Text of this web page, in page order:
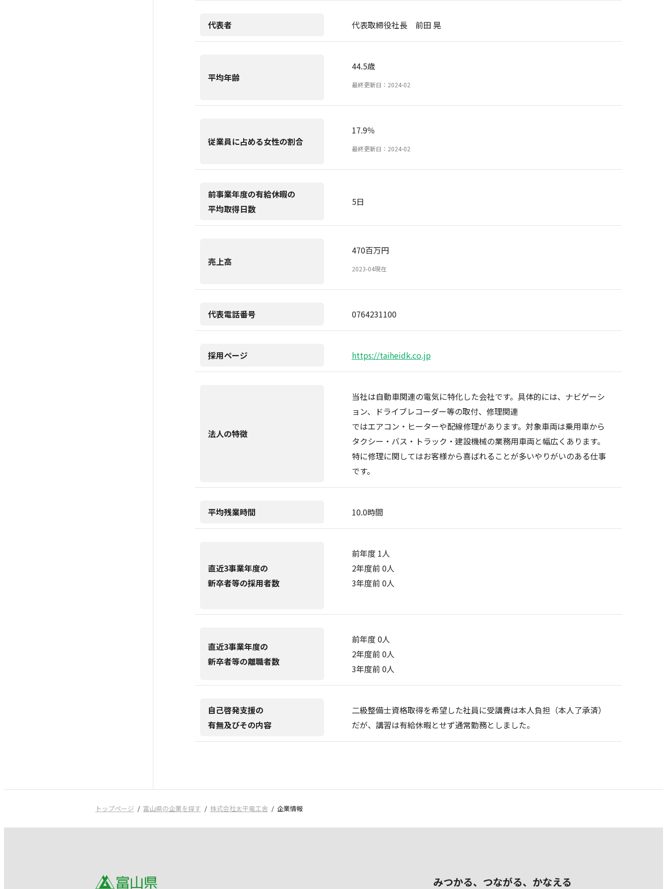
代表者 代表取締役社長 前田 晃
平均年齢
44.5歳
最終更新日：2024-02
従業員に占める女性の割合
17.9％
最終更新日：2024-02
前事業年度の有給休暇の
平均取得日数
5日
売上高
470百万円
2023-04現在
代表電話番号 0764231100
採用ページ https://taiheidk.co.jp
法人の特徴
当社は自動車関連の電気に特化した会社です。具体的には、ナビゲーシ
ョン、ドライブレコーダー等の取付、修理関連
ではエアコン・ヒーターや配線修理があります。対象車両は乗用車から
タクシー・バス・トラック・建設機械の業務用車両と幅広くあります。
特に修理に関してはお客様から喜ばれることが多いやりがいのある仕事
です。
平均残業時間 10.0時間
直近3事業年度の
新卒者等の採用者数
前年度 1人
2年度前 0人
3年度前 0人
直近3事業年度の
新卒者等の離職者数
前年度 0人
2年度前 0人
3年度前 0人
自己啓発支援の
有無及びその内容
二級整備士資格取得を希望した社員に受講費は本人負担（本人了承済）
だが、講習は有給休暇とせず通常勤務としました。
トップページ 富山県の企業を探す 株式会社太平電工舎 企業情報
みつかる、つながる、かなえる